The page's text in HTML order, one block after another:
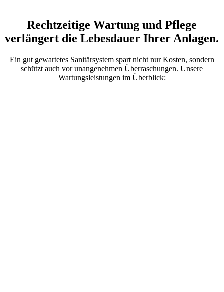
Rechtzeitige Wartung und Pflege
verlängert die Lebesdauer Ihrer Anlagen.
Ein gut gewartetes Sanitärsystem spart nicht nur Kosten, sondern
schützt auch vor unangenehmen Überraschungen. Unsere
Wartungsleistungen im Überblick: